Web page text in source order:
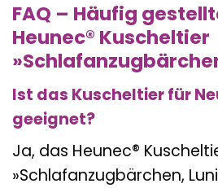
FAQ – Häufig
Heunec® Kuscheltier
Ist das Kuscheltier für
geeignet?
Ja, das Heunec®
»Schlafanzugbärchen,